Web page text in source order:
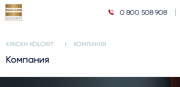
0 800 508 908
КРАСКИ KOLORIT КОМПАНИЯ
Компания